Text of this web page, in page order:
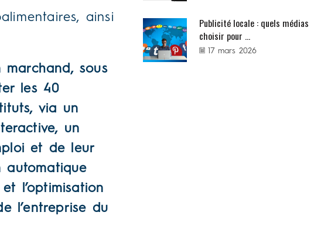
ainsi
marchand, sous
les 40
via un
un
et de leur
automatique
l’optimisation
l’entreprise du
Publicité locale : quels médias
choisir pour ...
17 mars 2026